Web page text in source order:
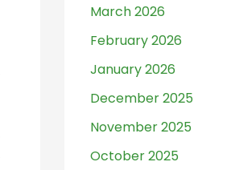
March 2026
February 2026
January 2026
December 2025
November 2025
October 2025